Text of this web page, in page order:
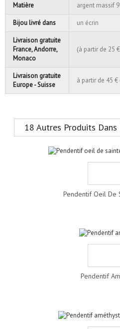
Matière argent massif
Bijou livré dans un écrin
Livraison gratuite
France, Andorre,
Monaco
(à partir de 25
Livraison gratuite
Europe - Suisse
à partir de 45
18 Autres Produits
Pendentif Oeil De
Pendentif